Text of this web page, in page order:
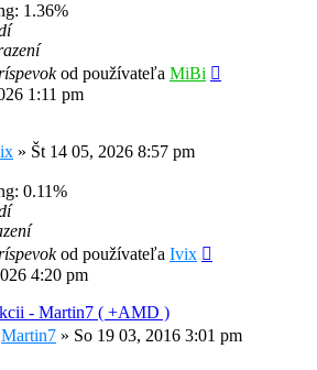
1.36%
od používateľa MiBi
1:11 pm
» Št 14 05, 2026 8:57 pm
0.11%
od používateľa Ivix
4:20 pm
- Martin7 ( +AMD )
Martin7 » So 19 03, 2016 3:01 pm